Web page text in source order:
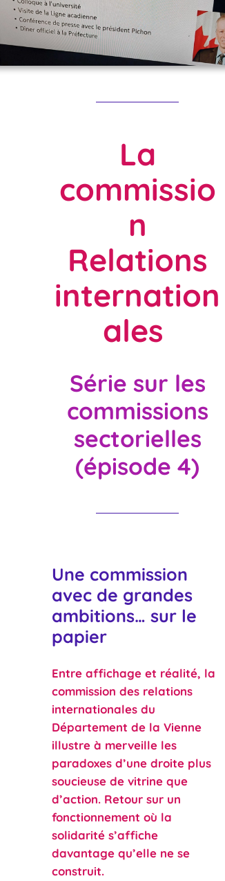
La
commissio
n
Relations
internation
ales
Série sur les
commissions
sectorielles
(épisode 4)
Une commission
avec de grandes
ambitions… sur le
papier
Entre affichage et réalité, la
commission des relations
internationales du
Département de la Vienne
illustre à merveille les
paradoxes d’une droite plus
soucieuse de vitrine que
d’action. Retour sur un
fonctionnement où la
solidarité s’affiche
davantage qu’elle ne se
construit.